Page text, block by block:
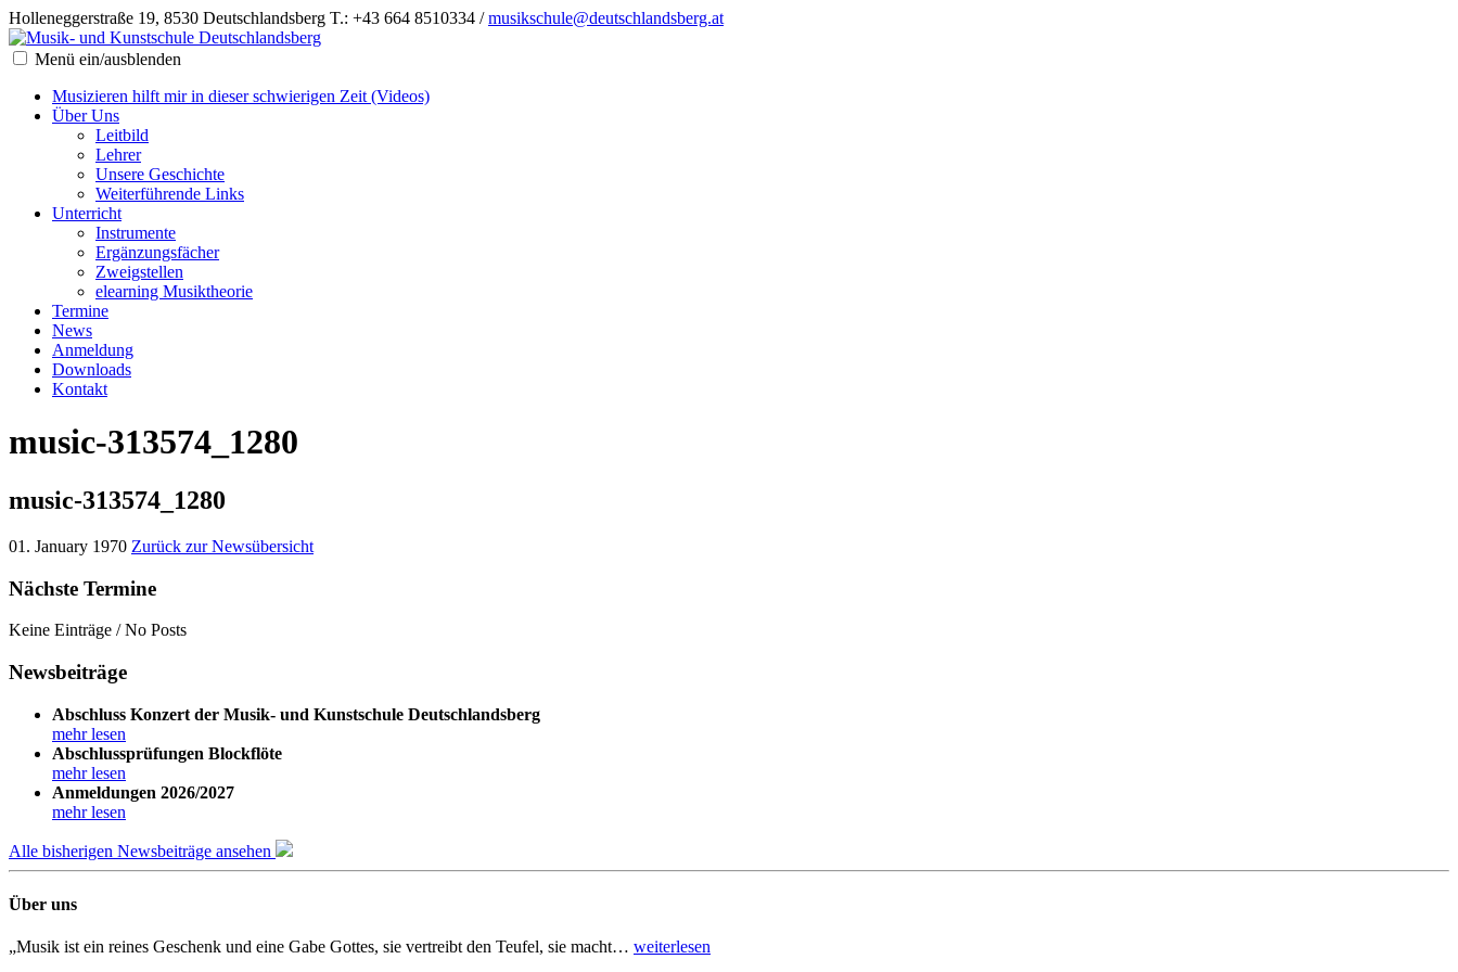
Holleneggerstraße 19, 8530 Deutschlandsberg T.: +43 664 8510334 /musikschule@deutschlandsberg.at
Menü ein/ausblenden
Musizieren hilft mir in dieser schwierigen Zeit (Videos)
Über Uns
Leitbild
Lehrer
Unsere Geschichte
Weiterführende Links
Unterricht
Instrumente
Ergänzungsfächer
Zweigstellen
elearning Musiktheorie
Termine
News
Anmeldung
Downloads
Kontakt
music-313574_1280
music-313574_1280
01. January 1970 Zurück zur Newsübersicht
Nächste Termine
Keine Einträge / No Posts
Newsbeiträge
Abschluss Konzert der Musik- und Kunstschule Deutschlandsberg
mehr lesen
Abschlussprüfungen Blockflöte
mehr lesen
Anmeldungen 2026/2027
mehr lesen
Alle bisherigen Newsbeiträge ansehen
Über uns
„Musik ist ein reines Geschenk und eine Gabe Gottes, sie vertreibt den Teufel, sie macht… weiterlesen